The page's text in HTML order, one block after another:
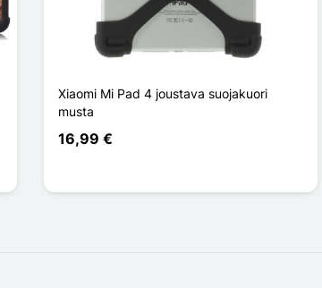
Xiaomi Mi Pad 4 joustava suojakuori
musta
16,99 €